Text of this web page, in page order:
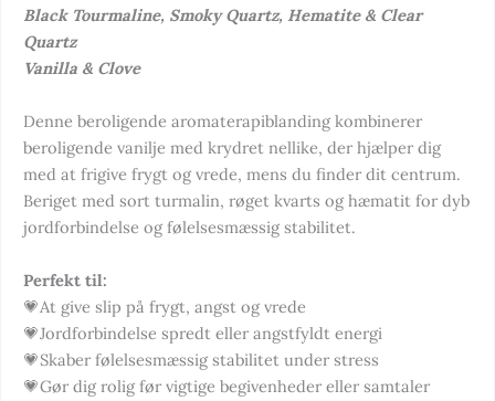
Black Tourmaline, Smoky Quartz, Hematite & Clear
Quartz
Vanilla & Clove
Denne beroligende aromaterapiblanding kombinerer
beroligende vanilje med krydret nellike, der hjælper dig
med at frigive frygt og vrede, mens du finder dit centrum.
Beriget med sort turmalin, røget kvarts og hæmatit for dyb
jordforbindelse og følelsesmæssig stabilitet.
Perfekt til:
💗At give slip på frygt, angst og vrede
💗Jordforbindelse spredt eller angstfyldt energi
💗Skaber følelsesmæssig stabilitet under stress
💗Gør dig rolig før vigtige begivenheder eller samtaler